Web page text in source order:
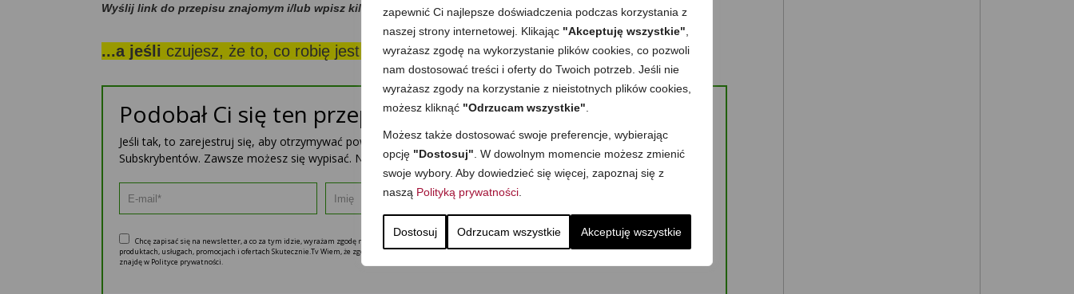
zapewnić Ci najlepsze doświadczenia podczas korzystania z
naszej strony internetowej. Klikając "Akceptuję wszystkie"
wyrażasz zgodę na wykorzystanie plików cookies, co pozwoli
nam dostosować treści i oferty do Twoich potrzeb. Jeśli nie
wyrażasz zgody na korzystanie z nieistotnych plików cookies,
możesz kliknąć "Odrzucam wszystkie"
Możesz także dostosować swoje preferencje, wybierając
opcję "Dostosuj" . W dowolnym momencie możesz zmienić
swoje wybory. Aby dowiedzieć się więcej, zapoznaj się z
naszą Polityką prywatności
Dostosuj Odrzucam wszystkie Akceptuję wszystkie
Wyślij link do przepisu znajomym i/lub wpisz kilka słów w Komentarzach, dzieląc się Twoją opinią -dziękuję!
...a jeśli czujesz, że to, co robię jest wartościowe, po prostuPOSTAW MI KAWĘ☕
Podobał Ci się ten przepis?
Jeśli tak, to zarejestruj się, aby otrzymywać powiadomienia o nowych przepisach oraz treści tylko dla
Subskrybentów. Zawsze możesz się wypisać. Nie ujawnię nikomu Twojego adresu.
Chcę zapisać się na newsletter, a co za tym idzie, wyrażam zgodę na przesyłanie mi na podany w formularzu adres e-mail informacji o upominkach, nowościach,
produktach, usługach, promocjach i ofertach Skutecznie.Tv Wiem, że zgodę mogę w każdej chwili wycofać, a szczegóły związane z przetwarzaniem moich danych osobowych
znajdę w Polityce prywatności.